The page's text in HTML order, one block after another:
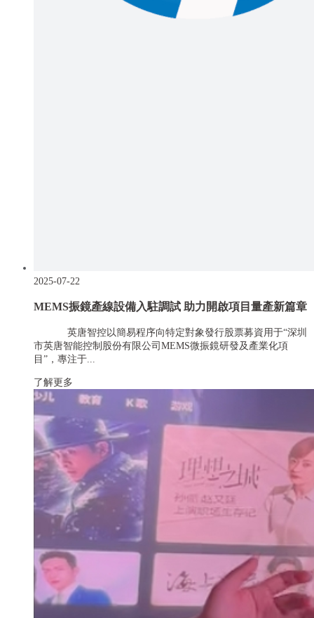
2025-07-22
MEMS振鏡產線設備入駐調試 助力開啟項目量產新篇章
英唐智控以簡易程序向特定對象發行股票募資用于“深圳
市英唐智能控制股份有限公司MEMS微振鏡研發及產業化項
目”，專注于...
了解更多